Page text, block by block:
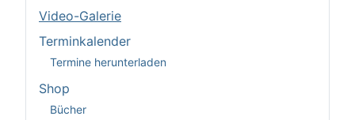
Video-Galerie
Terminkalender
Termine herunterladen
Shop
Bücher